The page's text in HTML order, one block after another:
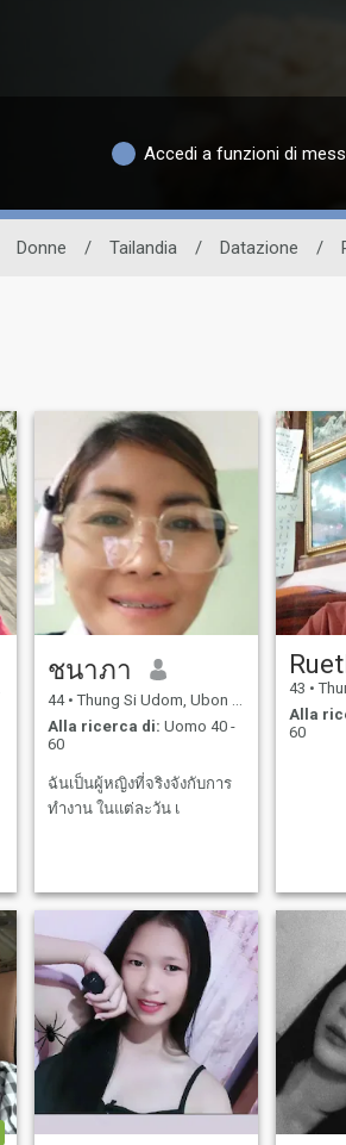
Accedi a funzioni di
Donne / Tailandia / Datazione /
ชนาภา
44 • Thung Si Udom, Ubon Ratchathani, Thailandia
Alla ricerca di: Uomo 40 -
60
ฉันเป็นผู้หญิงที่จริงจังกับการ
ทำงาน ในแต่ละวัน เ
43 • Thung
Alla
60